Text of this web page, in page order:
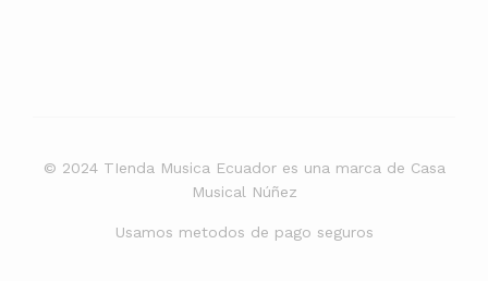
© 2024 TIenda Musica Ecuador es una marca de Casa
Musical Núñez
Usamos metodos de pago seguros